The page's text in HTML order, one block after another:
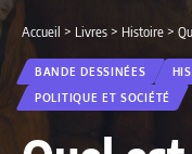
Accueil > Livres> Histoire>
BANDE DESSINÉES
POLITIQUE ET SOCIÉTÉ